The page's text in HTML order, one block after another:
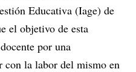
Educativa (Iage) de
el objetivo de esta
por una
con la labor del mismo en